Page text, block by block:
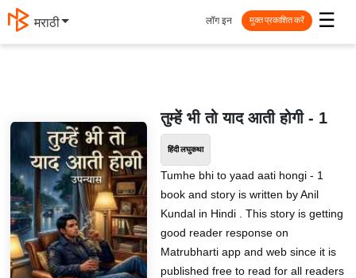
मराठी ☰
लॉग इन मुक्त प्रकाशित करें
तुम्हें भी तो याद आती होगी - 1
हिंदी लघुकथा
Tumhe bhi to yaad aati hongi - 1
book and story is written by Anil
Kundal in Hindi . This story is getting
good reader response on
Matrubharti app and web since it is
published free to read for all readers